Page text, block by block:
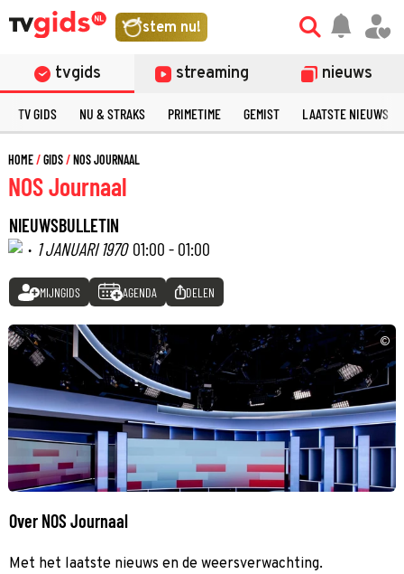
stem nu!
tvgids streaming nieuws
TV GIDS NU & STRAKS PRIMETIME GEMIST LAATSTE NIEUWS
HOME GIDS NOS JOURNAAL
NOS Journaal
NIEUWSBULLETIN
· 1 JANUARI 1970 01:00 - 01:00
MIJNGIDS AGENDA DELEN
©
Over NOS Journaal
Met het laatste nieuws en de weersverwachting.